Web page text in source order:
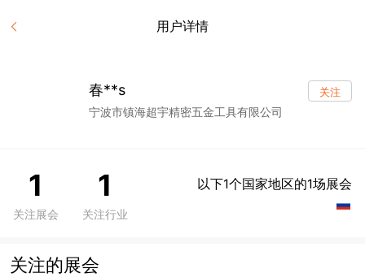
用户详情
春**s
宁波市镇海超宇精密五金工具有限公司
关注
1
关注展会
1
关注行业
以下1个国家地区的1场展会
关注的展会